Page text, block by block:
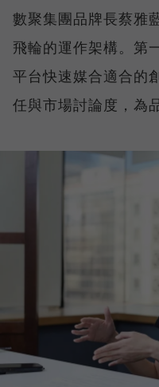
數聚集團品牌長蔡雅
飛輪的運作架構。第
平台快速媒合適合的
任與市場討論度，為